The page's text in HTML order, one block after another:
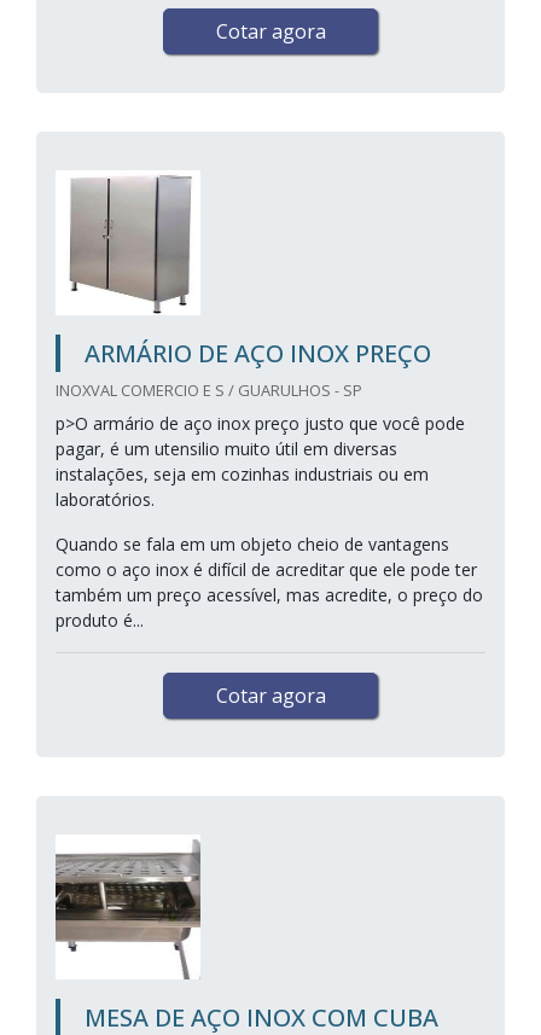
Cotar agora
ARMÁRIO DE AÇO INOX PREÇO
INOXVAL COMERCIO E S / GUARULHOS - SP
p>O armário de aço inox preço justo que você pode
pagar, é um utensilio muito útil em diversas
instalações, seja em cozinhas industriais ou em
laboratórios.
Quando se fala em um objeto cheio de vantagens
como o aço inox é difícil de acreditar que ele pode ter
também um preço acessível, mas acredite, o preço do
produto é...
Cotar agora
MESA DE AÇO INOX COM CUBA